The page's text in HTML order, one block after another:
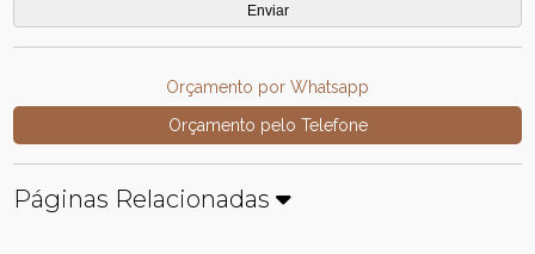
Orçamento por Whatsapp
Orçamento pelo Telefone
Páginas Relacionadas